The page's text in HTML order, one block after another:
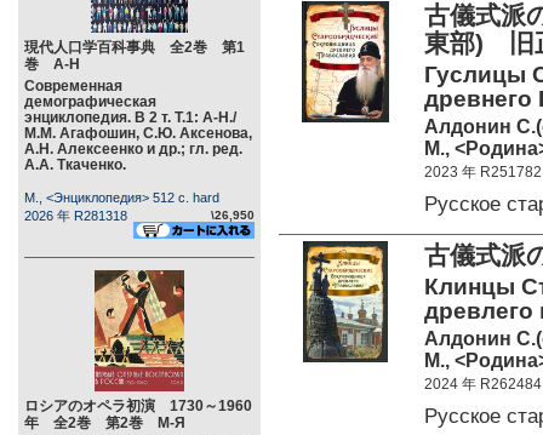
現代人口学百科事典 全2巻 第1
巻 А-Н
Современная
демографическая
энциклопедия. В 2 т. Т.1: А-Н./
М.М. Агафошин, С.Ю. Аксенова,
А.Н. Алексеенко и др.; гл. ред.
А.А. Ткаченко.
М., <Энциклопедия> 512 c. hard
2026 年 R281318
\26,950
ロシアのオペラ初演 1730～1960
年 全2巻 第2巻 М-Я
古儀式派
東部) 旧
Гуслицы
древнего
Алдонин
М.,
2023 年 R251782
Русское
古儀式派
Клинцы
древлего
Алдонин
М.,
2024 年 R262484
Русское